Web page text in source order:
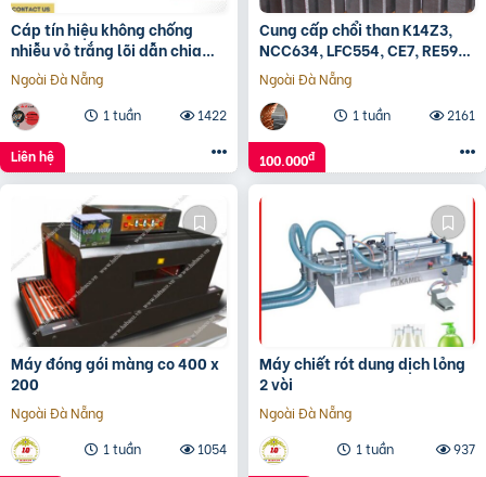
Cáp tín hiệu không chống
nhiễu vỏ trắng lõi dẫn chia
màu
Ngoài Đà Nẵng
1 tuần
1422
Liên hệ
Cung cấp chổi than K14Z3,
NCC634, LFC554, CE7, RE59…
Ngoài Đà Nẵng
1 tuần
2161
100.000đ
Máy đóng gói màng co 400 x
200
Ngoài Đà Nẵng
1 tuần
1054
Máy chiết rót dung dịch lỏng
2 vòi
Ngoài Đà Nẵng
1 tuần
937